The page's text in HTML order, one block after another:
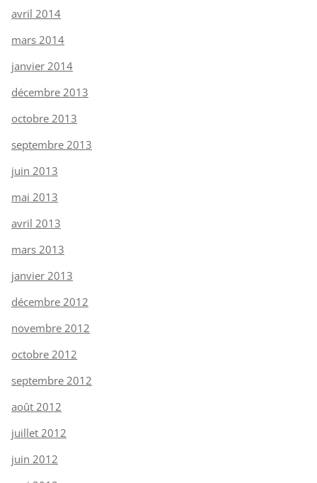
avril 2014
mars 2014
janvier 2014
décembre 2013
octobre 2013
septembre 2013
juin 2013
mai 2013
avril 2013
mars 2013
janvier 2013
décembre 2012
novembre 2012
octobre 2012
septembre 2012
août 2012
juillet 2012
juin 2012